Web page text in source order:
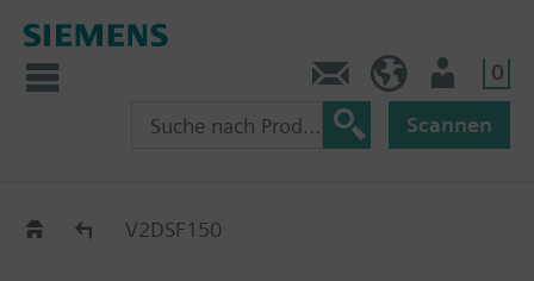
0
Scannen
Austauschhilfe
V2DSF150